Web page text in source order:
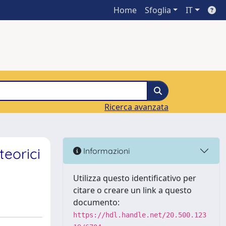
Home Sfoglia IT
Ricerca avanzata
Informazioni
Utilizza questo identificativo per
citare o creare un link a questo
documento:
https://hdl.handle.net/20.500.123